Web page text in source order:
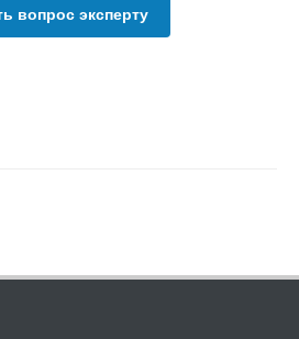
вопрос эксперту